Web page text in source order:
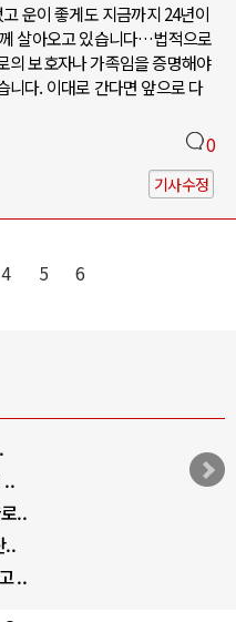
운이 좋게도 지금까지 24년이
살아오고 있습니다…법적으로
의 보호자나 가족임을 증명해야
니다. 이대로 간다면 앞으로 다
0
기사수정
4 5 6
..
..
..
..